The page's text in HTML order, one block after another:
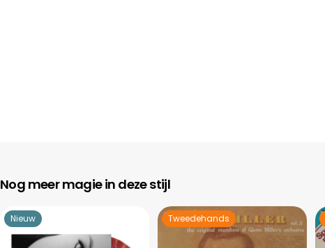
Nog meer magie in deze stijl
Nieuw Tweedehands